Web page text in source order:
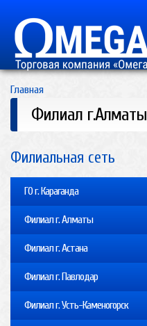
Главная
Филиал г.Алматы
Филиальная сеть
ГО г. Караганда
Филиал г. Алматы
Филиал г. Астана
Филиал г. Павлодар
Филиал г. Усть-Каменогорск